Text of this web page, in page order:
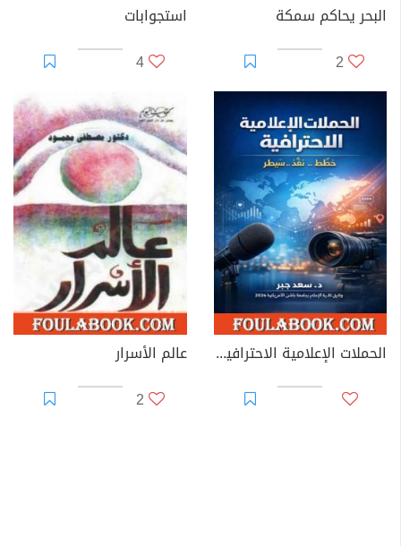
البحر يحاكم سمكة
2
استجوابات
4
الحملات الإعلامية الاحترافية: خطط، نفّذ.. سيطر
عالم الأسرار
2